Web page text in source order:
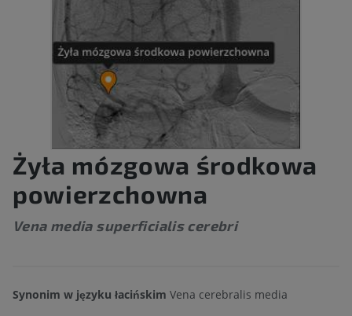
Żyła mózgowa środkowa
powierzchowna
Vena media superficialis cerebri
Synonim w języku łacińskim Vena cerebralis media